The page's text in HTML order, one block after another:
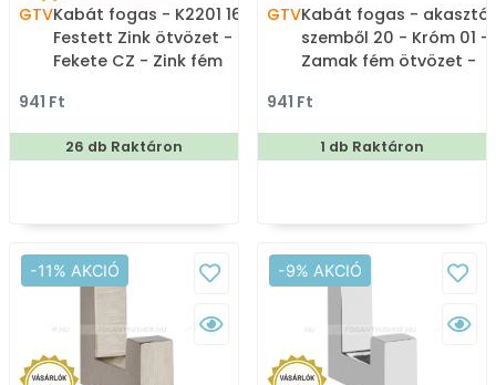
GTVKabát fogas - K2201 16
Festett Zink ötvözet -
Fekete CZ - Zink fém
fogas
941 Ft
26 db Raktáron
GTVKabát fogas -
szemből 20 - Króm 01 -
Zamak fém ötvözet -
fogas
941 Ft
1 db Raktáron
-11% AKCIÓ -9% AKCIÓ